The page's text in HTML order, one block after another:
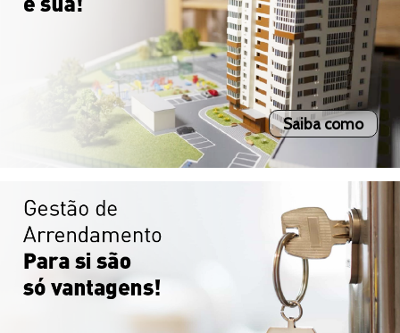
Garagem
Terraço
Varandas
Elevador
Saiba como